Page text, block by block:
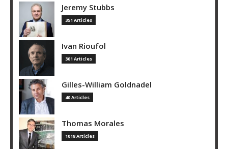
Jeremy Stubbs
351 Articles
Ivan Rioufol
301 Articles
Gilles-William Goldnadel
40 Articles
Thomas Morales
1018 Articles